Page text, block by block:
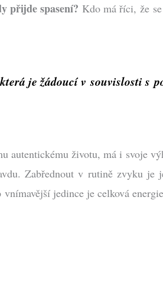
přijde spasení? Kdo má říci, že
je žádoucí v souvislosti s
autentickému životu, má i svoje
Zabřednout v rutině zvyku je
jedince je celková